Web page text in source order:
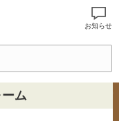
お知らせ
ム